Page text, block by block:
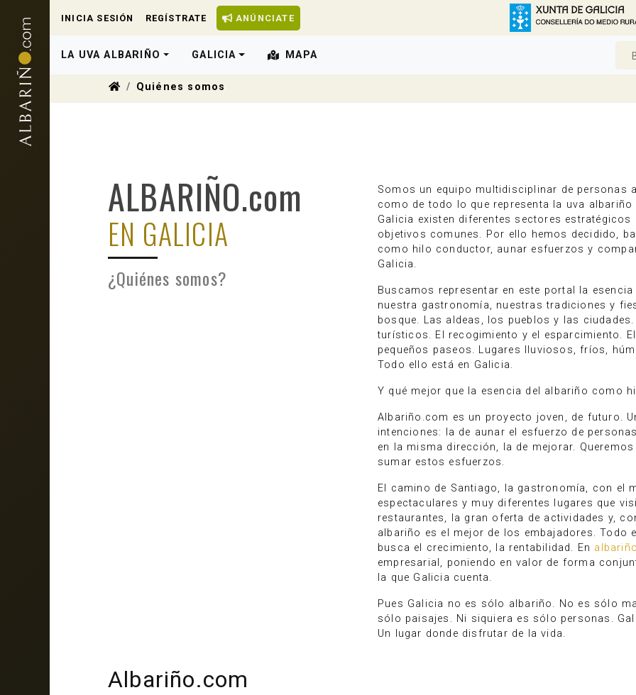
INICIA SESIÓN REGÍSTRATE ANÚNCIATE
LA UVA ALBARIÑO GALICIA MAPA
Quiénes somos
ALBARIÑO.com
EN GALICIA
¿Quiénes somos?
Somos un equipo multidisciplinar de
como de todo lo que representa la uva
Galicia existen diferentes sectores
objetivos comunes. Por ello hemos decidido,
como hilo conductor, aunar esfuerzos y
Galicia.
Buscamos representar en este portal la
nuestra gastronomía, nuestras tradiciones y
bosque. Las aldeas, los pueblos y las
turísticos. El recogimiento y el esparcimiento.
pequeños paseos. Lugares lluviosos, fríos,
Todo ello está en Galicia.
Y qué mejor que la esencia del albariño como
Albariño.com es un proyecto joven, de futuro.
intenciones: la de aunar el esfuerzo de
en la misma dirección, la de mejorar.
sumar estos esfuerzos.
El camino de Santiago, la gastronomía, con el
espectaculares y muy diferentes lugares que
restaurantes, la gran oferta de actividades y,
albariño es el mejor de los embajadores. Todo
busca el crecimiento, la rentabilidad. En
empresarial, poniendo en valor de forma
la que Galicia cuenta.
Pues Galicia no es sólo albariño. No es sólo
sólo paisajes. Ni siquiera es sólo personas.
Un lugar donde disfrutar de la vida.
Albariño.com